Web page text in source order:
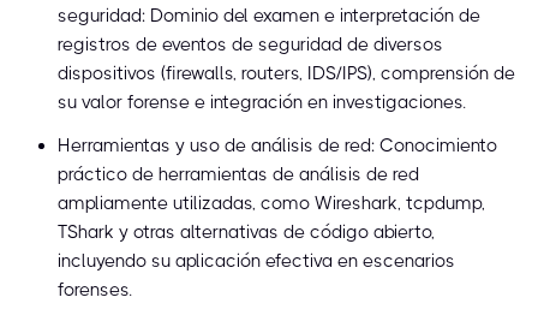
seguridad: Dominio del examen e interpretación de
registros de eventos de seguridad de diversos
dispositivos (firewalls, routers, IDS/IPS), comprensión de
su valor forense e integración en investigaciones.
Herramientas y uso de análisis de red: Conocimiento
práctico de herramientas de análisis de red
ampliamente utilizadas, como Wireshark, tcpdump,
TShark y otras alternativas de código abierto,
incluyendo su aplicación efectiva en escenarios
forenses.